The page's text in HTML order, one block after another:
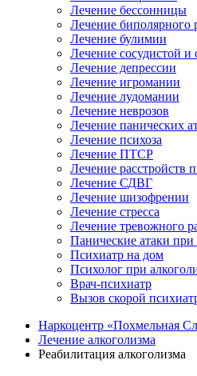
Лечение бессонницы
Лечение биполярного
Лечение булимии
Лечение сосудистой и
Лечение депрессии
Лечение игромании
Лечение лудомании
Лечение неврозов
Лечение панических
Лечение психоза
Лечение ПТСР
Лечение расстройств
Лечение СДВГ
Лечение шизофрении
Лечение стресса
Лечение тревожного
Панические атаки при
Психиатр на дом
Психолог при
Врач-психиатр
Вызов скорой
Наркоцентр «Похмельная
Лечение алкоголизма
Реабилитация алкоголизма